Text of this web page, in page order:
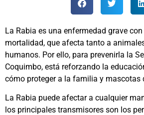
La Rabia es una enfermedad grave
mortalidad, que afecta tanto a
humanos. Por ello, para prevenirla la
Coquimbo, está reforzando la
cómo proteger a la familia y mascotas
La Rabia puede afectar a cualquier
los principales transmisores son los